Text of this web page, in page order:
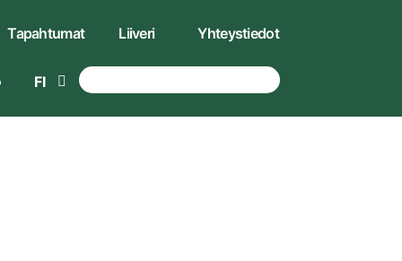
Tapahtumat Liiveri Yhteystiedot
FI